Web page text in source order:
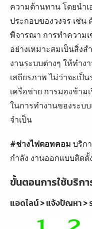
ความต้านทาน โดยนำ
ประกอบของวงจร เช่น
พิจารณา การทำความเ
อย่างเหมาะสมเป็นสิ่ง
งานระบบต่างๆ ให้ทำ
เสถียรภาพ ไม่ว่าจะเป็
เครือข่าย การมองข้าม
ในการทำงานของระบ
จำเป็น
#ช่างไฟดอทคอม บริก
กำลัง งานออกแบบติดตั้
ขั้นตอนการใช้บริกา
แอดไลน์ > แจ้งปัญหา >